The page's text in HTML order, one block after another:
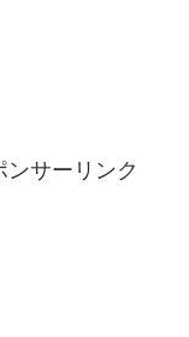
ンサーリンク